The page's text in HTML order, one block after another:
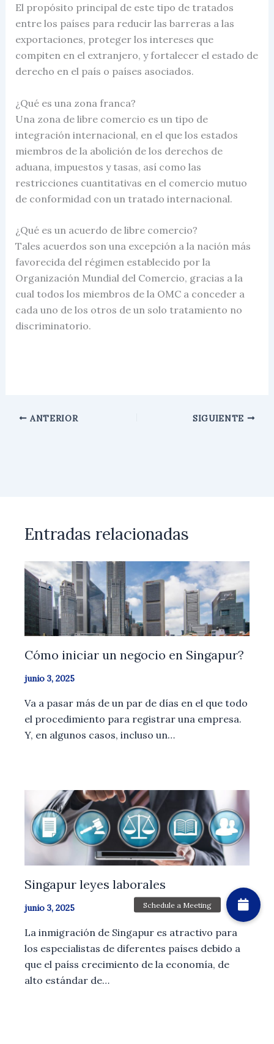
El propósito principal de este tipo de tratados
entre los países para reducir las barreras a las
exportaciones, proteger los intereses que
compiten en el extranjero, y fortalecer el estado de
derecho en el país o países asociados.
¿Qué es una zona franca?
Una zona de libre comercio es un tipo de
integración internacional, en el que los estados
miembros de la abolición de los derechos de
aduana, impuestos y tasas, así como las
restricciones cuantitativas en el comercio mutuo
de conformidad con un tratado internacional.
¿Qué es un acuerdo de libre comercio?
Tales acuerdos son una excepción a la nación más
favorecida del régimen establecido por la
Organización Mundial del Comercio, gracias a la
cual todos los miembros de la OMC a conceder a
cada uno de los otros de un solo tratamiento no
discriminatorio.
ANTERIOR SIGUIENTE
Entradas relacionadas
Cómo iniciar un negocio en Singapur?
junio 3, 2025
Va a pasar más de un par de días en el que todo
el procedimiento para registrar una empresa.
Y, en algunos casos, incluso un…
Singapur leyes laborales
junio 3, 2025
La inmigración de Singapur es atractivo para
los especialistas de diferentes países debido a
que el paíss crecimiento de la economía, de
alto estándar de…